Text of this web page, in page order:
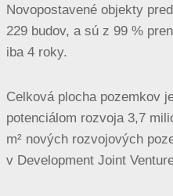
Novopostavené objekty
229 budov, a sú z 99 %
iba 4 roky.
Celková plocha pozemkov
potenciálom rozvoja 3,7
m² nových rozvojových
v Development Joint